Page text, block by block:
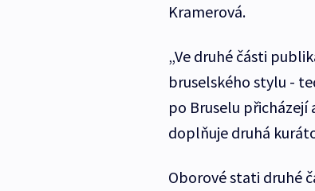
Kramerová.
„Ve druhé části
bruselského stylu -
po Bruselu přicházejí
doplňuje druhá
Oborové stati druhé